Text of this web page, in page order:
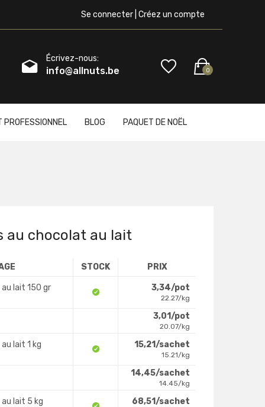
Se connecter | Créez un compte
Écrivez-nous:
info@allnuts.be 0
PROFESSIONNEL BLOG PAQUET DE NOËL
au chocolat au lait
STOCK PRIX
lait 150 gr 3,34/pot
22.27/kg
3,01/pot
20.07/kg
lait 1 kg 15,21/sachet
15.21/kg
14,45/sachet
14.45/kg
lait 5 kg 68,51/sachet